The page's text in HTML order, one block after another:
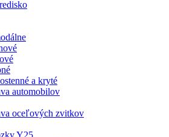
a kryté
automobilov
oceľových zvitkov
Y25